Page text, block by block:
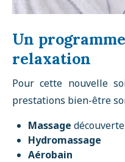
Un
relaxation
Pour cette nouvelle
prestations bien-être
Massage
Hydromassage
Aérobain